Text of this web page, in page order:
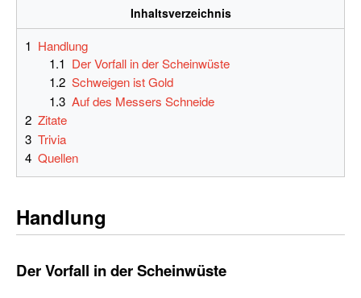
Inhaltsverzeichnis
1 Handlung
1.1 Der Vorfall in der Scheinwüste
1.2 Schweigen ist Gold
1.3 Auf des Messers Schneide
2 Zitate
3 Trivia
4 Quellen
Handlung
Der Vorfall in der Scheinwüste